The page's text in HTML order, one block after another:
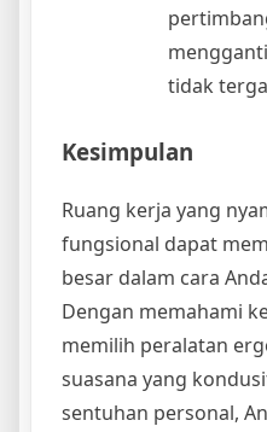
tidak
Kesimpulan
Ruang kerja yang
fungsional dapat
besar dalam cara
Dengan memahami
memilih peralatan
suasana yang
sentuhan personal,